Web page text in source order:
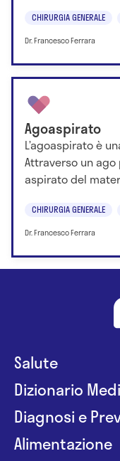
CHIRURGIA GENERALE
Dr. Francesco Ferrara
Agoaspirato
L’agoaspirato è
Attraverso un
aspirato del
CHIRURGIA GENERALE
Dr. Francesco Ferrara
Salute
Dizionario
Diagnosi e
Alimentazione